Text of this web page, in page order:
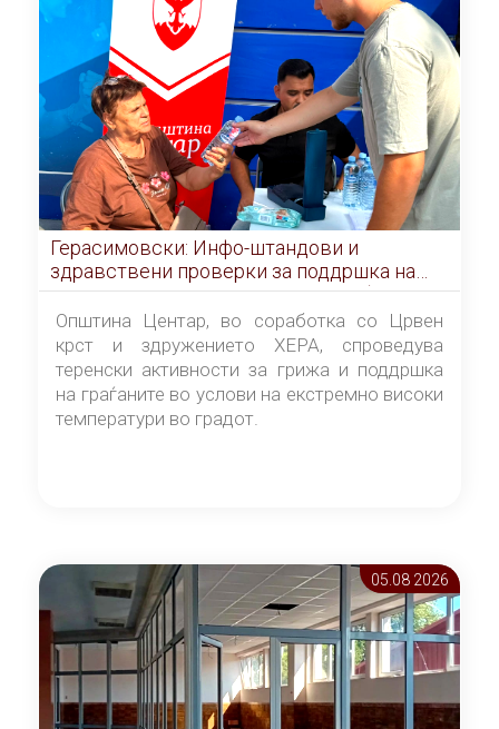
Герасимовски: Инфо-штандови и
здравствени проверки за поддршка на
граѓаните во услови на топлотен бран
Општина Центар, во соработка со Црвен
крст и здружението ХЕРА, спроведува
теренски активности за грижа и поддршка
на граѓаните во услови на екстремно високи
температури во градот.
05.08 2026